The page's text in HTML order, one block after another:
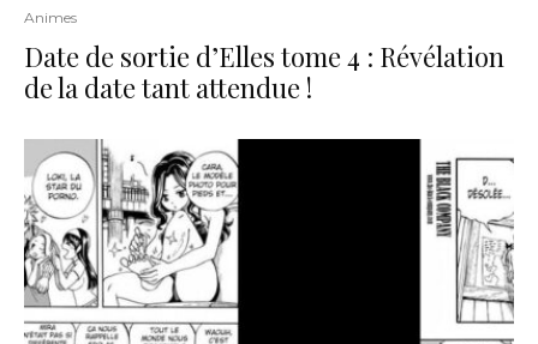
Animes
Date de sortie d’Elles tome 4 : Révélation
de la date tant attendue !